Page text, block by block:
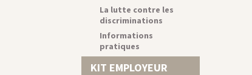
La lutte contre les
discriminations
Informations
pratiques
KIT EMPLOYEUR